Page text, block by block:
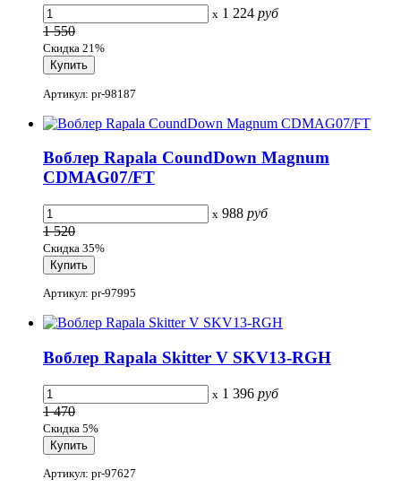
x 1 224 руб
1 550
Скидка 21%
Артикул: pr-98187
Воблер Rapala CoundDown Magnum
CDMAG07/FT
x 988 руб
1 520
Скидка 35%
Артикул: pr-97995
Воблер Rapala Skitter V SKV13-RGH
x 1 396 руб
1 470
Скидка 5%
Артикул: pr-97627